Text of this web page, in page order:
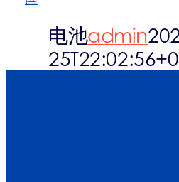
电池admin